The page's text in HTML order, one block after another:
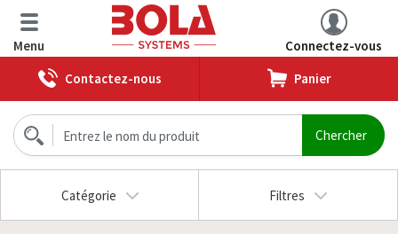
Menu
Connectez-vous
Contactez-nous
Panier
Catégorie Filtres